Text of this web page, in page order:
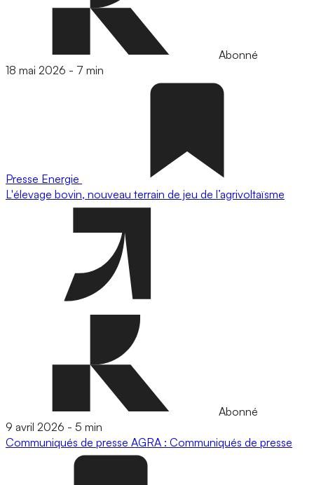
Abonné
18 mai 2026 - 7 min
Presse Energie
L'élevage bovin, nouveau terrain de jeu de l’agrivoltaïsme
Abonné
9 avril 2026 - 5 min
Communiqués de presse AGRA : Communiqués de presse